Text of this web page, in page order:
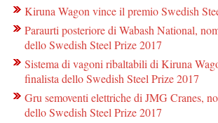
Kiruna Wagon vince il premio Swedish
Paraurti posteriore di Wabash National,
dello Swedish Steel Prize 2017
Sistema di vagoni ribaltabili di Kiruna
finalista dello Swedish Steel Prize 2017
Gru semoventi elettriche di JMG Cranes,
dello Swedish Steel Prize 2017